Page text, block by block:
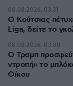
Ο Κούτσιας
Liga, δείτε το
08.08.2026, 03:31
Ο Τραμπ
ντροπή» το
Οίκου
08.08.2026, 03:00